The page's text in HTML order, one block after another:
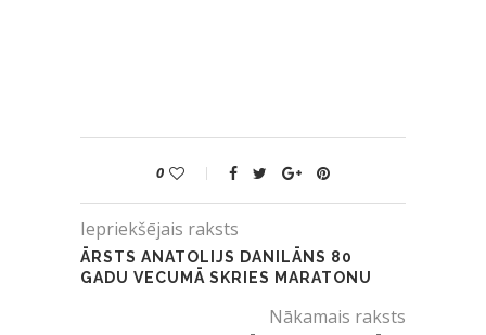
0
Iepriekšējais raksts
ĀRSTS ANATOLIJS DANILĀNS 80
GADU VECUMĀ SKRIES MARATONU
Nākamais raksts